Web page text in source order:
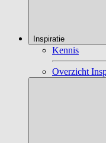
Inspiratie
Kennis
Overzicht